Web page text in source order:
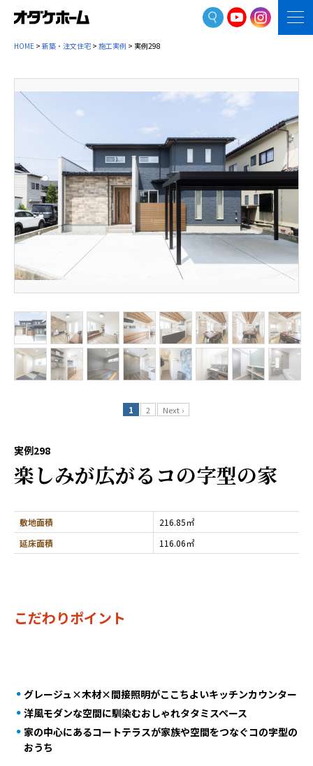
HOME > 新築・注文住宅 > 施工実例 > 実例298
実例298
楽しみが広がるコの字型の家
敷地面積
216.85㎡
延床面積
116.06㎡
こだわりポイント
グレージュ×木材×間接照明がここちよいキッチンカウンター
洋風モダンな空間に馴染むおしゃれタタミスペース
家の中心にあるコートテラスが家族や空間をつなぐコの字型の
おうち
1 2 Next ›